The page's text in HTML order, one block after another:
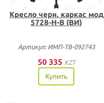
Кресло черн. каркас мод
5728-H-B (ВИ)
Артикул: ИМП-ТВ-092743
50 335 KZT
Купить